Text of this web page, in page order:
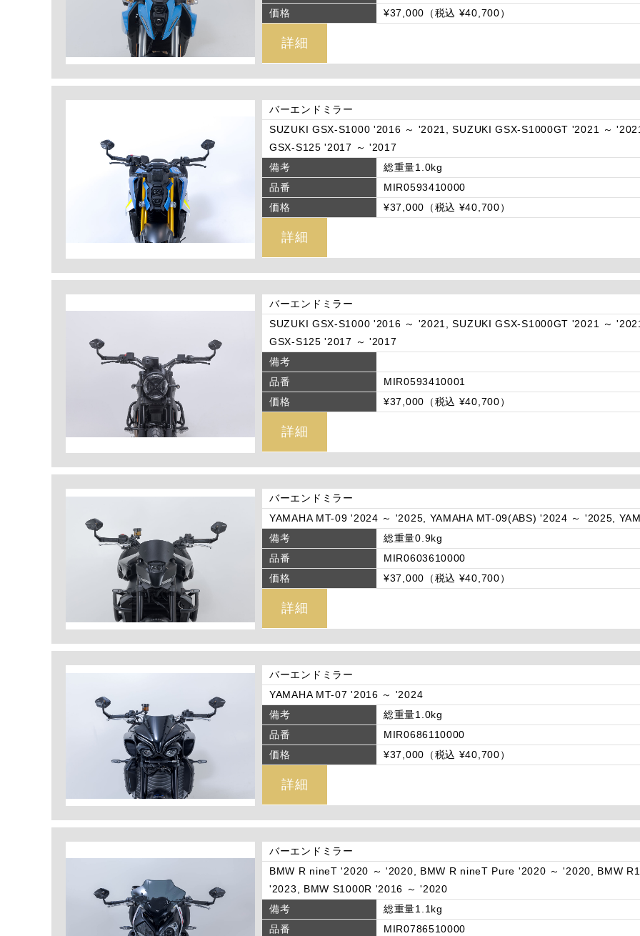
価格
¥37,000（税込 ¥40,700）
詳細
バーエンドミラー
SUZUKI GSX-S1000 '2016 ～ '2021, SUZUKI GSX-S1000GT '2021 ～
GSX-S125 '2017 ～ '2017
備考
総重量1.0kg
品番
MIR0593410000
価格
¥37,000（税込 ¥40,700）
詳細
バーエンドミラー
SUZUKI GSX-S1000 '2016 ～ '2021, SUZUKI GSX-S1000GT '2021 ～
GSX-S125 '2017 ～ '2017
備考
品番
MIR0593410001
価格
¥37,000（税込 ¥40,700）
詳細
バーエンドミラー
YAMAHA MT-09 '2024 ～ '2025, YAMAHA MT-09(ABS) '2024 ～ '2025,
備考
総重量0.9kg
品番
MIR0603610000
価格
¥37,000（税込 ¥40,700）
詳細
バーエンドミラー
YAMAHA MT-07 '2016 ～ '2024
備考
総重量1.0kg
品番
MIR0686110000
価格
¥37,000（税込 ¥40,700）
詳細
バーエンドミラー
BMW R nineT '2020 ～ '2020, BMW R nineT Pure '2020 ～ '2020, BMW
'2023, BMW S1000R '2016 ～ '2020
備考
総重量1.1kg
品番
MIR0786510000